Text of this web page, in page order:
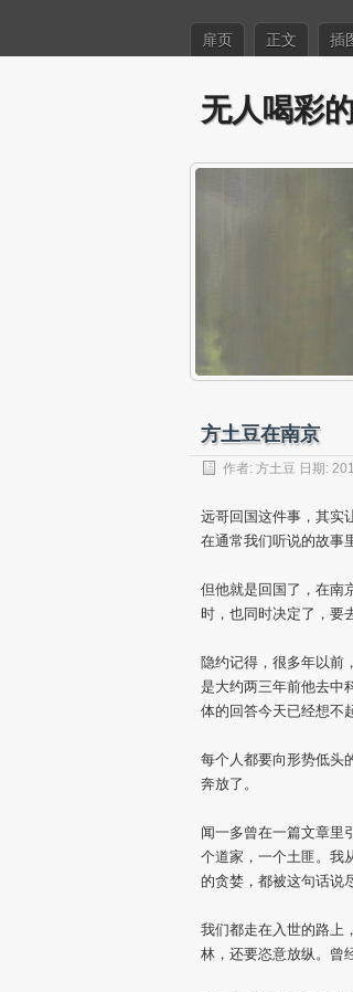
扉页 正文 插
无人喝彩
方土豆在南京
作者: 方土豆 日期:
远哥回国这件事，其实
在通常我们听说的故事
但他就是回国了，在南
时，也同时决定了，要
隐约记得，很多年以前
是大约两三年前他去中
体的回答今天已经想不
每个人都要向形势低头
奔放了。
闻一多曾在一篇文章里
个道家，一个土匪。我
的贪婪，都被这句话说
我们都走在入世的路上
林，还要恣意放纵。曾